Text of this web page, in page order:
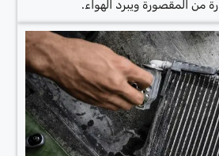
من المقصورة ويبرد الهواء.